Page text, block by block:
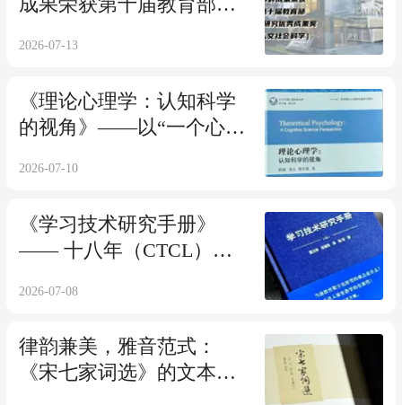
成果荣获第十届教育部科
社会科学）！
2026-07-13
《理论心理学：认知科学
的视角》——以“一个心理
2026-07-10
《学习技术研究手册》
—— 十八年（CTCL）研
材施教新方法
2026-07-08
律韵兼美，雅音范式：
《宋七家词选》的文本实